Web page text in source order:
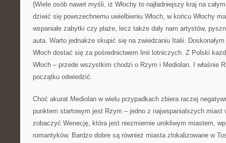
{Wiele osób nawet myśli, iż Włochy to najładniejszy kraj na
dziwić się powszechnemu uwielbieniu Włoch, w końcu Włochy
wspaniałe zabytki czy plaże, lecz także dały nam artystów,
auta. Warto jednakże skupić się na zwiedzaniu Italii.
Włoch dostać się za pośrednictwem linii lotniczych. Z Polski
Włoch – przede wszystkim chodzi o Rzym i Mediolan. I właśnie
początku odwiedzić.
Choć akurat Mediolan w wielu przypadkach zbiera raczej
punktem startowym jest Rzym – jedno z najwspanialszych miast
zobaczyć Wenecję, która jest niezmiernie urokliwym miastem,
romantyków. Bardzo dobre są również miasta zlokalizowane w